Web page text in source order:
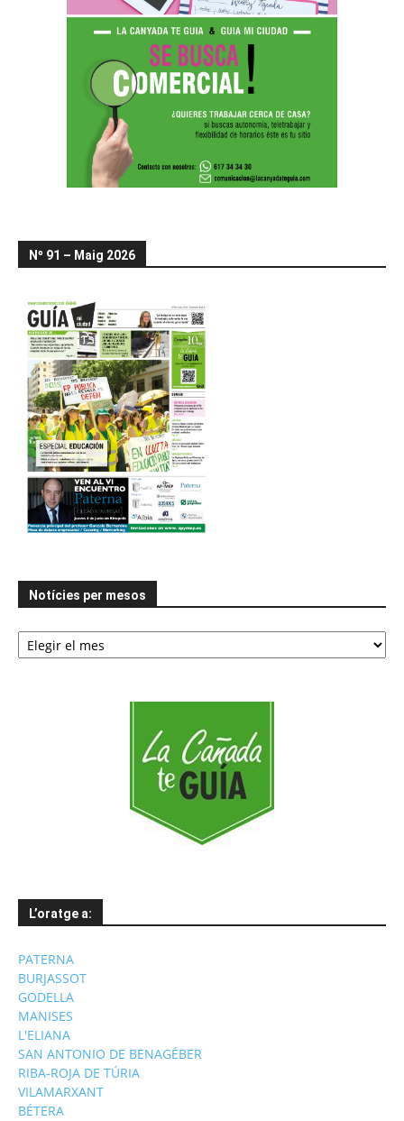
Nº 91 – Maig 2026
Notícies per mesos
Notícies
per
L’oratge a:
PATERNA
BURJASSOT
GODELLA
MANISES
L'ELIANA
SAN ANTONIO DE BENAGÉBER
RIBA-ROJA DE TÚRIA
VILAMARXANT
BÉTERA